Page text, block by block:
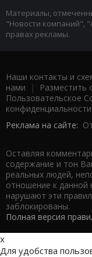
Материалы,
"Новости компаний",
правах рекламы.
Наши контакты и
нами | Разместить
Пользовательское
Реклама на сайте:
Оставляя
содержание и тон
реальных людей,
отношение к данной
нарушают эти
заблокированы.
Полная версия
x
Для удобства